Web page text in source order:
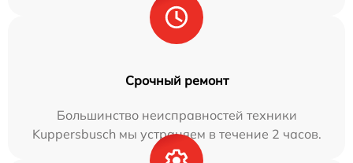
Срочный ремонт
Большинство неисправностей техники
Kuppersbusch мы устраняем в течение 2 часов.